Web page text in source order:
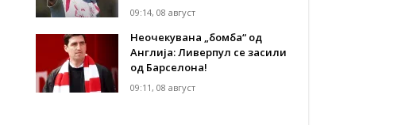
09:14, 08 август
Неочекувана „бомба“ од
Англија: Ливерпул се засили
од Барселона!
09:11, 08 август